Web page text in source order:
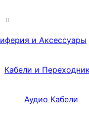
и Аксессуары
Кабели и
Аудио Кабели